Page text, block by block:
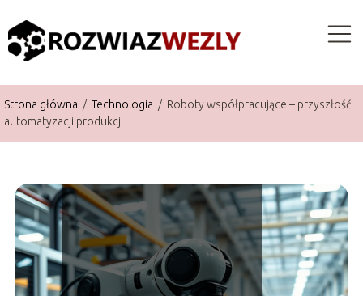
Strona główna / Technologia / Roboty współpracujące – przyszłość
automatyzacji produkcji